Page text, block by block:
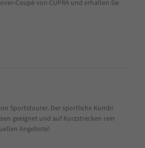
Coupé von CUPRA und erhalten Sie
Sportstourer. Der sportliche Kombi
geeignet und auf Kurzstrecken rein
Angebote!